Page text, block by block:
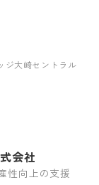
ジ大崎セントラル
会社
性向上の支援